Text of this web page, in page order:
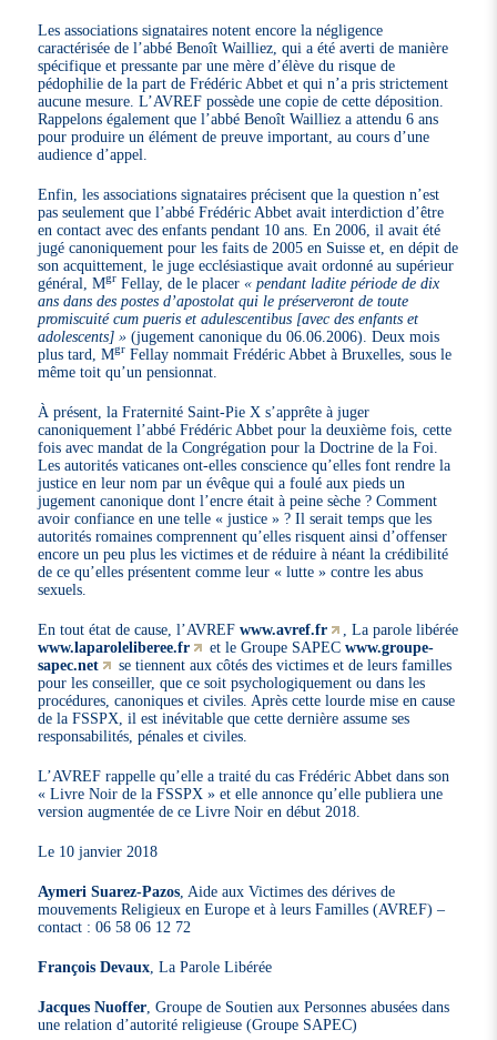
Les associations signataires notent encore la négligence
caractérisée de l’abbé Benoît Wailliez, qui a été averti de manière
spécifique et pressante par une mère d’élève du risque de
pédophilie de la part de Frédéric Abbet et qui n’a pris strictement
aucune mesure. L’AVREF possède une copie de cette déposition.
Rappelons également que l’abbé Benoît Wailliez a attendu 6 ans
pour produire un élément de preuve important, au cours d’une
audience d’appel.
Enfin, les associations signataires précisent que la question n’est
pas seulement que l’abbé Frédéric Abbet avait interdiction d’être
en contact avec des enfants pendant 10 ans. En 2006, il avait été
jugé canoniquement pour les faits de 2005 en Suisse et, en dépit de
son acquittement, le juge ecclésiastique avait ordonné au supérieur
général, Mgr Fellay, de le placer« pendant ladite période de dix
ans dans des postes d’apostolat qui le préserveront de toute
promiscuité cum pueris et adulescentibus [avec des enfants et
adolescents] » (jugement canonique du 06.06.2006). Deux mois
plus tard, Mgr Fellay nommait Frédéric Abbet à Bruxelles, sous le
même toit qu’un pensionnat.
À présent, la Fraternité Saint-Pie X s’apprête à juger
canoniquement l’abbé Frédéric Abbet pour la deuxième fois, cette
fois avec mandat de la Congrégation pour la Doctrine de la Foi.
Les autorités vaticanes ont-elles conscience qu’elles font rendre la
justice en leur nom par un évêque qui a foulé aux pieds un
jugement canonique dont l’encre était à peine sèche ? Comment
avoir confiance en une telle « justice » ? Il serait temps que les
autorités romaines comprennent qu’elles risquent ainsi d’offenser
encore un peu plus les victimes et de réduire à néant la crédibilité
de ce qu’elles présentent comme leur « lutte » contre les abus
sexuels.
En tout état de cause, l’AVREFwww.avref.fr
, La parole libérée
www.laparoleliberee.fr
et le Groupe SAPECwww.groupe-
sapec.net
se tiennent aux côtés des victimes et de leurs familles
pour les conseiller, que ce soit psychologiquement ou dans les
procédures, canoniques et civiles. Après cette lourde mise en cause
de la FSSPX, il est inévitable que cette dernière assume ses
responsabilités, pénales et civiles.
L’AVREF rappelle qu’elle a traité du cas Frédéric Abbet dans son
« Livre Noir de la FSSPX » et elle annonce qu’elle publiera une
version augmentée de ce Livre Noir en début 2018.
Le 10 janvier 2018
Aymeri Suarez-Pazos , Aide aux Victimes des dérives de
mouvements Religieux en Europe et à leurs Familles (AVREF) –
contact : 06 58 06 12 72
François Devaux , La Parole Libérée
Jacques Nuoffer , Groupe de Soutien aux Personnes abusées dans
une relation d’autorité religieuse (Groupe SAPEC)